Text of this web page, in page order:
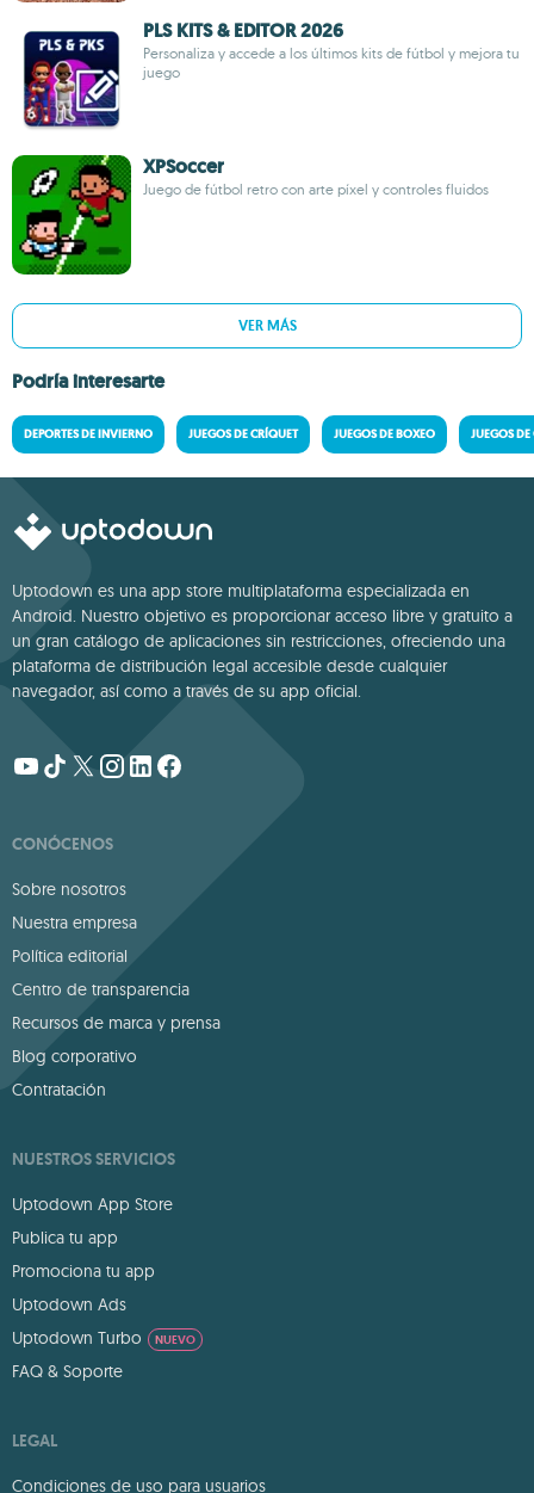
PLS KITS & EDITOR 2026
Personaliza y accede a los últimos kits de fútbol y mejora tu
juego
XPSoccer
Juego de fútbol retro con arte píxel y controles fluidos
VER MÁS
Podría interesarte
DEPORTES DE INVIERNO JUEGOS DE CRÍQUET JUEGOS DE BOXEO JUEGOS
Uptodown es una app store multiplataforma especializada en
Android. Nuestro objetivo es proporcionar acceso libre y gratuito a
un gran catálogo de aplicaciones sin restricciones, ofreciendo una
plataforma de distribución legal accesible desde cualquier
navegador, así como a través de su app oficial.
CONÓCENOS
Sobre nosotros
Nuestra empresa
Política editorial
Centro de transparencia
Recursos de marca y prensa
Blog corporativo
Contratación
NUESTROS SERVICIOS
Uptodown App Store
Publica tu app
Promociona tu app
Uptodown Ads
Uptodown Turbo
NUEVO
FAQ & Soporte
LEGAL
Condiciones de uso para usuarios